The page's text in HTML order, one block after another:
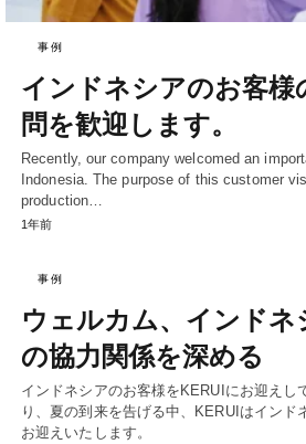
事例
インドネシアのお客様
問を歓迎します。
Recently, our company welcomed an
Indonesia. The purpose of this customer
production…
1年前
事例
ウェルカム、インドネ
の協力関係を深める
インドネシアのお客様をKERUIにお迎えし
り、夏の到来を告げる中、KERUIはインド
お迎えいたします。